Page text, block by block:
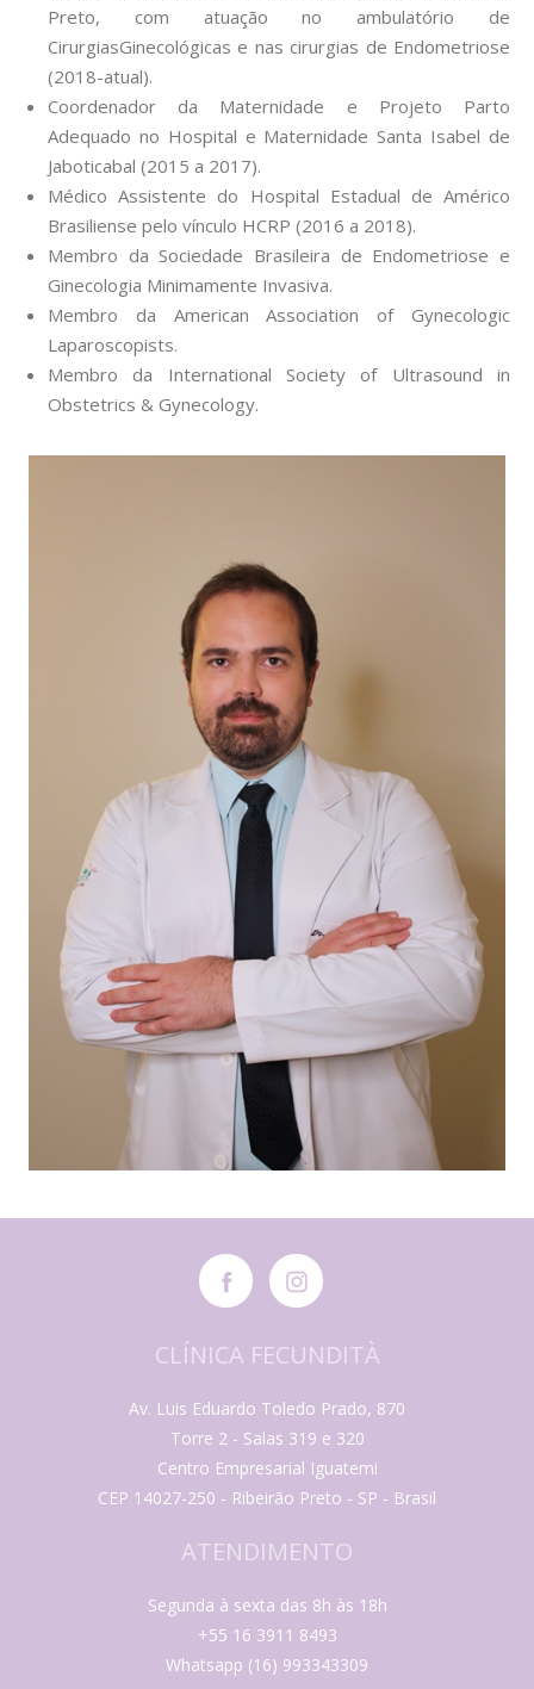
Preto, com atuação no ambulatório de
CirurgiasGinecológicas e nas cirurgias de Endometriose
(2018-atual).
Coordenador da Maternidade e Projeto Parto
Adequado no Hospital e Maternidade Santa Isabel de
Jaboticabal (2015 a 2017).
Médico Assistente do Hospital Estadual de Américo
Brasiliense pelo vínculo HCRP (2016 a 2018).
Membro da Sociedade Brasileira de Endometriose e
Ginecologia Minimamente Invasiva.
Membro da American Association of Gynecologic
Laparoscopists.
Membro da International Society of Ultrasound in
Obstetrics & Gynecology.
CLÍNICA FECUNDITÀ
Av. Luis Eduardo Toledo Prado, 870
Torre 2 - Salas 319 e 320
Centro Empresarial Iguatemi
CEP 14027-250 - Ribeirão Preto - SP - Brasil
ATENDIMENTO
Segunda à sexta das 8h às 18h
+55 16 3911 8493
Whatsapp (16) 993343309